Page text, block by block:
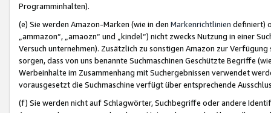
Programminhalten).
(e) Sie werden Amazon-Marken (wie in den Markenrichtlinien definiert)
„ammazon“, „amaozn“ und „kindel“) nicht zwecks Nutzung in einer
Versuch unternehmen). Zusätzlich zu sonstigen Amazon zur
sorgen, dass von uns benannte Suchmaschinen Geschützte Begriffe
Werbeinhalte im Zusammenhang mit Suchergebnissen verwendet
vorausgesetzt die Suchmaschine verfügt über entsprechende
(f) Sie werden nicht auf Schlagwörter, Suchbegriffe oder andere